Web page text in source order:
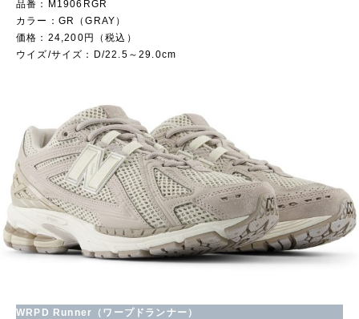
品番：M1906RGR
カラー：GR（GRAY）
価格：24,200円（税込）
ウイズ/サイズ：D/22.5～29.0cm
WRPD Runner（ワープドランナー）